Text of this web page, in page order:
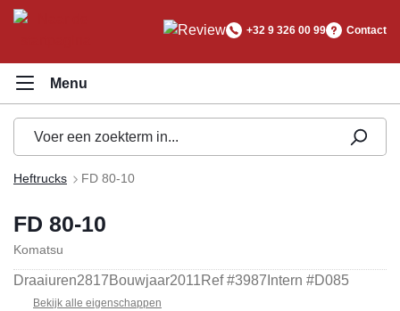
+32 9 326 00 99 Contact
Heftrucks FD 80-10
FD 80-10
Komatsu
Draaiuren2817Bouwjaar2011Ref #3987 Intern #D085
Bekijk alle eigenschappen